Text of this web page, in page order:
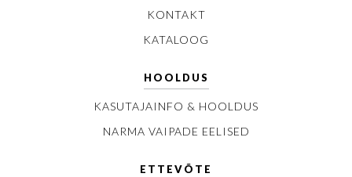
KONTAKT
KATALOOG
HOOLDUS
KASUTAJAINFO & HOOLDUS
NARMA VAIPADE EELISED
ETTEVÕTE